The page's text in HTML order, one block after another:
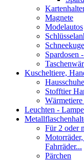
Magnete
Modelautos
Spardosen
Kuscheltiere,
Stofftier
Leuchten -
Für 2 oder
Fahrräder...
Pärchen